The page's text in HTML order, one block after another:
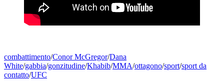
combattimento/Conor McGregor/Dana
White/gabbia/gonzitudine/Khabib/MMA/ottagono/sport/sport da
contatto/UFC